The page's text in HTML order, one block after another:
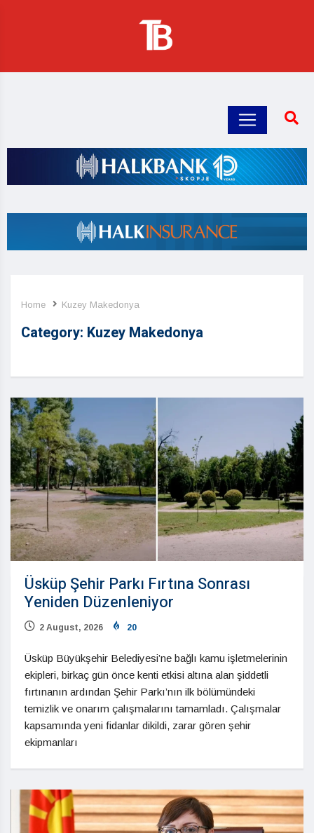
Home Kuzey Makedonya
Category: Kuzey Makedonya
Üsküp Şehir Parkı Fırtına Sonrası
Yeniden Düzenleniyor
2 August, 2026 20
Üsküp Büyükşehir Belediyesi’ne bağlı kamu işletmelerinin
ekipleri, birkaç gün önce kenti etkisi altına alan şiddetli
fırtınanın ardından Şehir Parkı’nın ilk bölümündeki
temizlik ve onarım çalışmalarını tamamladı. Çalışmalar
kapsamında yeni fidanlar dikildi, zarar gören şehir
ekipmanları